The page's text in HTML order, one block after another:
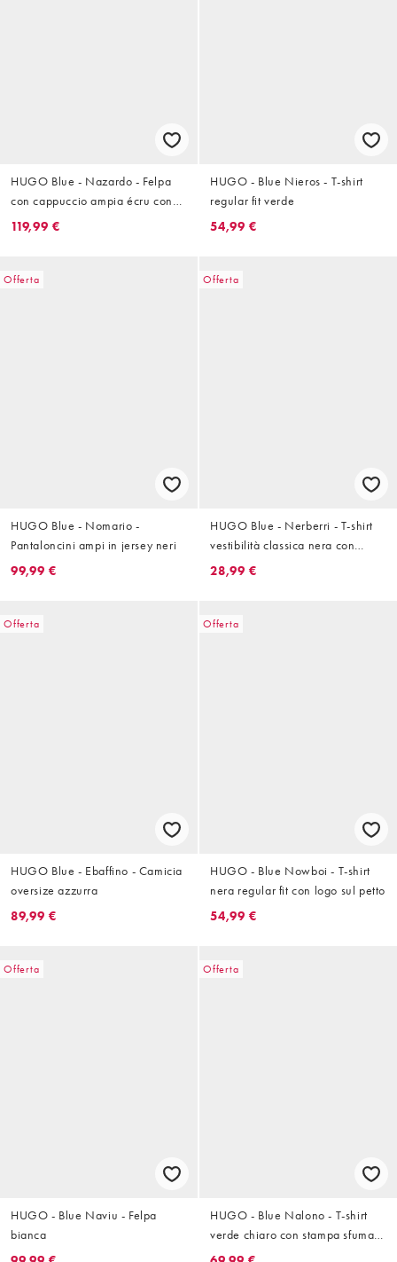
HUGO Blue - Nazardo - Felpa
con cappuccio ampia écru con
stampa sul retro in coordinato
119,99 €
HUGO - Blue Nieros - T-shirt
regular fit verde
54,99 €
Offerta
HUGO Blue - Nomario -
Pantaloncini ampi in jersey neri
99,99 €
Offerta
HUGO Blue - Nerberri - T-shirt
vestibilità classica nera con
grafica
28,99 €
Offerta
HUGO Blue - Ebaffino - Camicia
oversize azzurra
89,99 €
Offerta
HUGO - Blue Nowboi - T-shirt
nera regular fit con logo sul petto
54,99 €
Offerta
HUGO - Blue Naviu - Felpa
bianca
Offerta
HUGO - Blue Nalono - T-shirt
verde chiaro con stampa sfumata
sul retro